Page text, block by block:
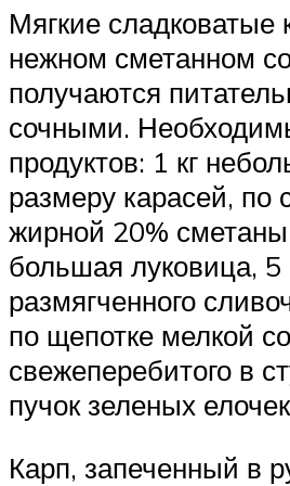
Мягкие сладковатые
нежном сметанном
получаются
сочными.
продуктов: 1 кг
размеру карасей, по
жирной 20%
большая луковица, 5
размягченного
по щепотке мелкой
свежеперебитого в
пучок зеленых
Карп, запеченный в